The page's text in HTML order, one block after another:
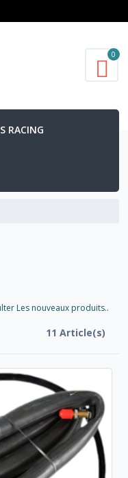
0
RACING
Les nouveaux produits..
11 Article(s)